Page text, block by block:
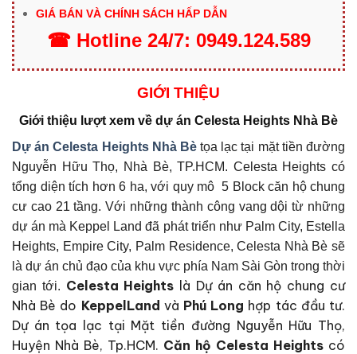
GIÁ BÁN VÀ CHÍNH SÁCH HẤP DẪN
☎ Hotline 24/7: 0949.124.589
GIỚI THIỆU
Giới thiệu lượt xem về dự án Celesta Heights Nhà Bè
Dự án Celesta Heights Nhà Bètọa lạc tại mặt tiền đường
Nguyễn Hữu Thọ, Nhà Bè, TP.HCM. Celesta Heights có
tổng diện tích hơn 6 ha, với quy mô 5 Block căn hộ chung
cư cao 21 tầng. Với những thành công vang dội từ những
dự án mà Keppel Land đã phát triển như Palm City, Estella
Heights, Empire City, Palm Residence, Celesta Nhà Bè sẽ
là dự án chủ đạo của khu vực phía Nam Sài Gòn trong thời
gian tới. Celesta Heights là Dự án căn hộ chung cư
Nhà Bè do KeppelLand và Phú Long hợp tác đầu tư.
Dự án tọa lạc tại Mặt tiền đường Nguyễn Hữu Thọ,
Huyện Nhà Bè, Tp.HCM. Căn hộ Celesta Heights có